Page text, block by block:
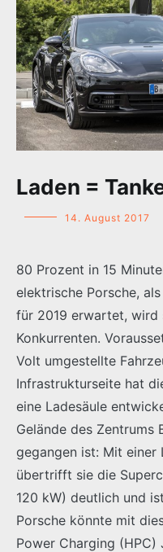
Laden =
14. August 2017
80 Prozent in 15
elektrische Porsche,
für 2019 erwartet, wird
Konkurrenten.
Volt umgestellte
Infrastrukturseite hat
eine Ladesäule
Gelände des Zentrums
gegangen ist: Mit einer
übertrifft sie die
120 kW) deutlich und
Porsche könnte mit
Power Charging